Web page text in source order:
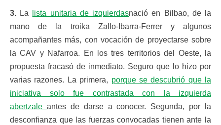
3. La lista unitaria de izquierdasnació en Bilbao, de la
mano de la troika Zallo-Ibarra-Ferrer y algunos
acompañantes más, con vocación de proyectarse sobre
la CAV y Nafarroa. En los tres territorios del Oeste, la
propuesta fracasó de inmediato. Seguro que lo hizo por
varias razones. La primera, porque se descubrió que la
iniciativa solo fue contrastada con la izquierda
abertzale antes de darse a conocer. Segunda, por la
desconfianza que las fuerzas convocadas tienen ante la